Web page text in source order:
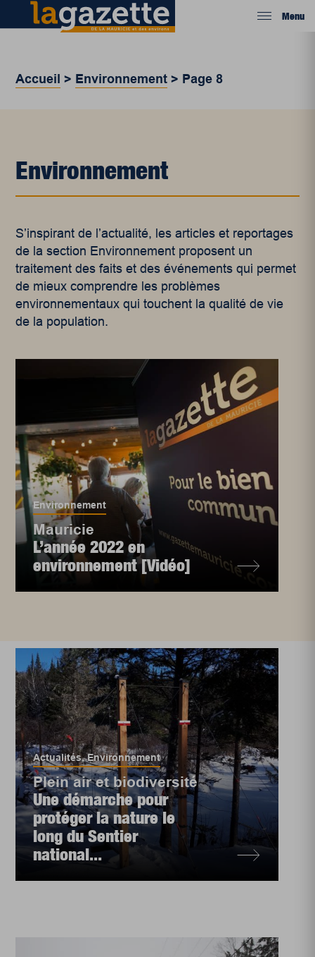
Menu
Accueil > Environnement > Page 8
Environnement
S’inspirant de l’actualité, les articles et reportages
de la section Environnement proposent un
traitement des faits et des événements qui permet
de mieux comprendre les problèmes
environnementaux qui touchent la qualité de vie
de la population.
Environnement
Mauricie
L’année 2022 en
environnement [Vidéo]
Actualités,Environnement
Plein air et biodiversité
Une démarche pour
protéger la nature le
long du Sentier
national...